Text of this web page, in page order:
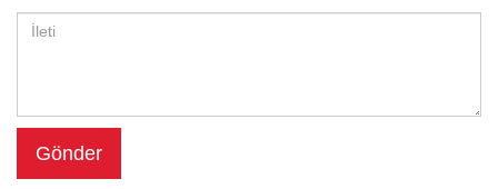
Savaş
Gönder